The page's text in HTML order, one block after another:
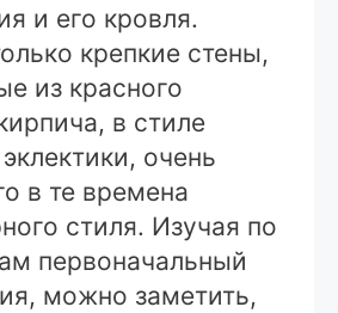
и его кровля.
крепкие стены,
из красного
в стиле
очень
в те времена
стиля. Изучая по
первоначальный
можно заметить,